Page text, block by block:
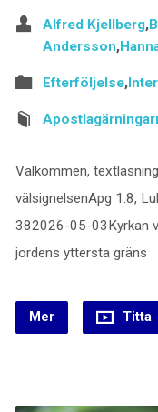
Alfred Kjellberg,
Andersson,
Efterföljelse,
Välkommen,
välsignelsenApg 1:8,
382026-05-03Kyrkan
jordens yttersta gräns
Mer Titta